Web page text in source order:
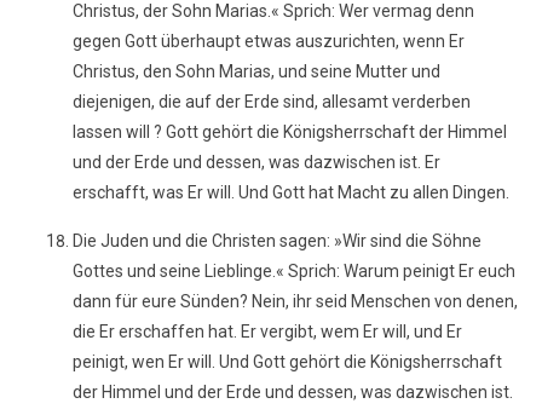
Christus, der Sohn Marias.« Sprich: Wer vermag denn
gegen Gott überhaupt etwas auszurichten, wenn Er
Christus, den Sohn Marias, und seine Mutter und
diejenigen, die auf der Erde sind, allesamt verderben
lassen will ? Gott gehört die Königsherrschaft der Himmel
und der Erde und dessen, was dazwischen ist. Er
erschafft, was Er will. Und Gott hat Macht zu allen Dingen.
Die Juden und die Christen sagen: »Wir sind die Söhne
Gottes und seine Lieblinge.« Sprich: Warum peinigt Er euch
dann für eure Sünden? Nein, ihr seid Menschen von denen,
die Er erschaffen hat. Er vergibt, wem Er will, und Er
peinigt, wen Er will. Und Gott gehört die Königsherrschaft
der Himmel und der Erde und dessen, was dazwischen ist.